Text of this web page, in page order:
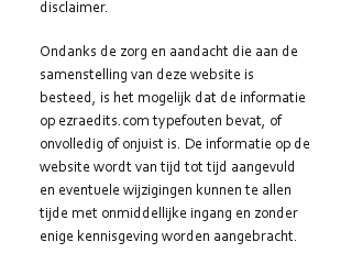
disclaimer.
Ondanks de zorg en aandacht die aan de
samenstelling van deze website is
besteed, is het mogelijk dat de informatie
op ezraedits.com typefouten bevat, of
onvolledig of onjuist is. De informatie op de
website wordt van tijd tot tijd aangevuld
en eventuele wijzigingen kunnen te allen
tijde met onmiddellijke ingang en zonder
enige kennisgeving worden aangebracht.